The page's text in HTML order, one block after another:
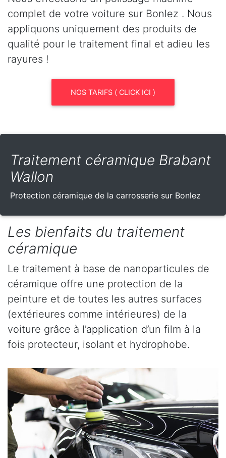
complet de votre voiture sur Bonlez . Nous
appliquons uniquement des produits de
qualité pour le traitement final et adieu les
rayures !
NOS TARIFS ( CLICK ICI )
Traitement céramique Brabant
Wallon
Protection céramique de la carrosserie sur Bonlez
Les bienfaits du traitement
céramique
Le traitement à base de nanoparticules de
céramique offre une protection de la
peinture et de toutes les autres surfaces
(extérieures comme intérieures) de la
voiture grâce à l’application d’un film à la
fois protecteur, isolant et hydrophobe.